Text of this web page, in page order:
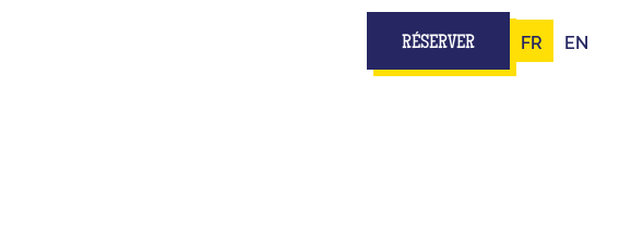
RÉSERVER FR EN